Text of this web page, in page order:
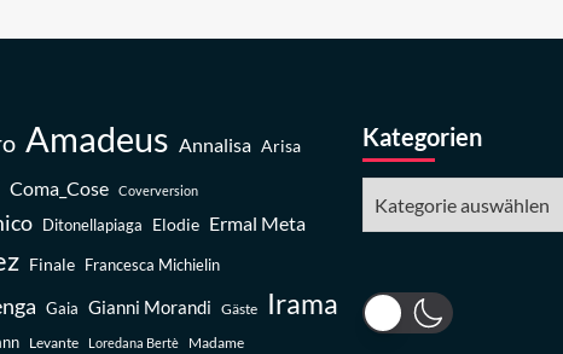
Amadeus Annalisa Arisa
Coma_Cose Coverversion
Ditonellapiaga Elodie Ermal Meta
Finale Francesca Michielin
Gaia Gianni Morandi Gäste Irama
Levante Loredana Bertè Madame
Kategorien